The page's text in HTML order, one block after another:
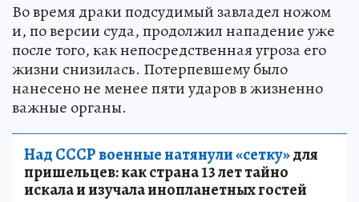
Во время драки подсудимый завладел ножом
и, по версии суда, продолжил нападение уже
после того, как непосредственная угроза его
жизни снизилась. Потерпевшему было
нанесено не менее пяти ударов в жизненно
важные органы.
Над СССР военные натянули «сетку»для
пришельцев: как страна 13 лет тайно
искала и изучала инопланетных гостей